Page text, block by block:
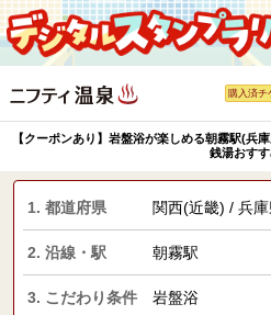
購入済チ
【クーポンあり】岩盤浴が楽しめる朝霧駅(兵
銭湯おす
1. 都道府県 関西(近畿) / 兵庫
2. 沿線・駅 朝霧駅
3. こだわり条件 岩盤浴